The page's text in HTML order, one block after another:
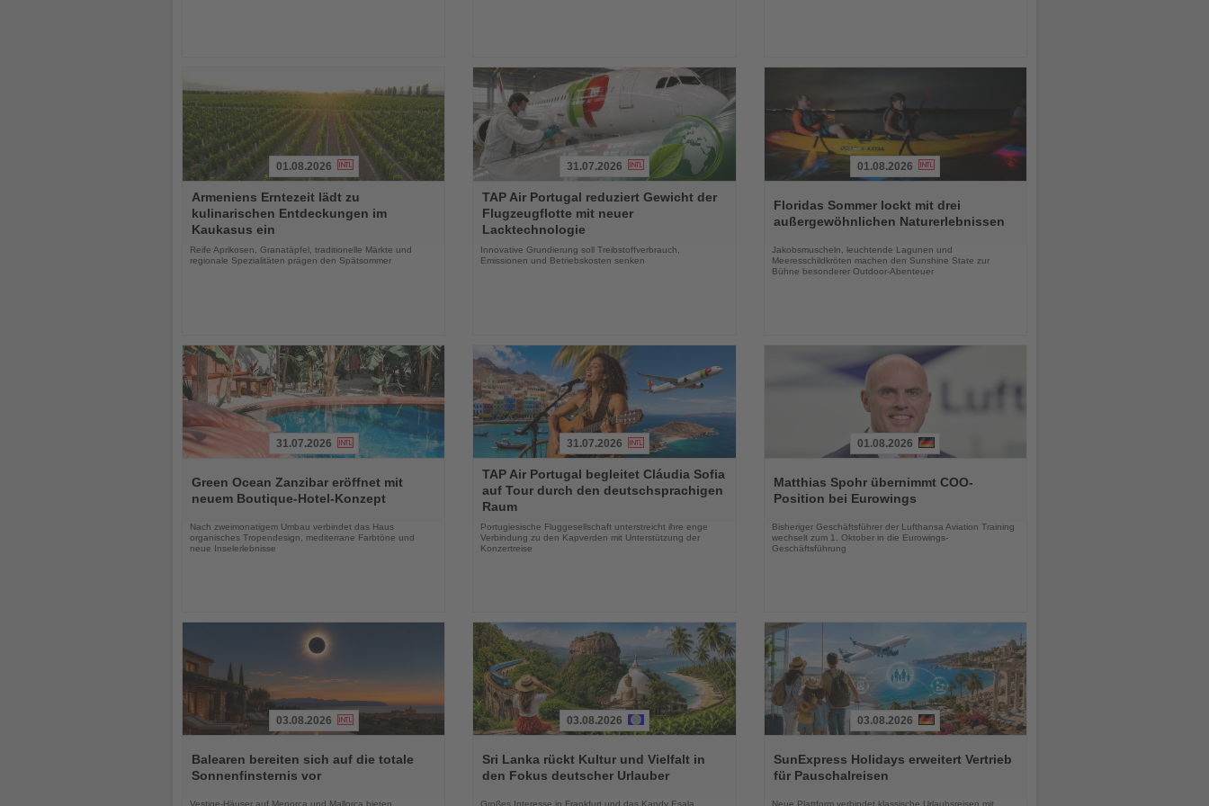
Sie
die
Nachrichten
01.08.2026
Armeniens Erntezeit lädt zu
kulinarischen Entdeckungen im
Kaukasus ein
Reife Aprikosen, Granatäpfel, traditionelle Märkte und
regionale Spezialitäten prägen den Spätsommer
Sie
die
Nachrichten
31.07.2026
TAP Air Portugal reduziert Gewicht der
Flugzeugflotte mit neuer
Lacktechnologie
Innovative Grundierung soll Treibstoffverbrauch,
Emissionen und Betriebskosten senken
Sie
die
Nachrichten
01.08.2026
Floridas Sommer lockt mit drei
außergewöhnlichen Naturerlebnissen
Jakobsmuscheln, leuchtende Lagunen und
Meeresschildkröten machen den Sunshine State zur
Bühne besonderer Outdoor-Abenteuer
Sie
die
31.07.2026
Green Ocean Zanzibar eröffnet mit
neuem Boutique-Hotel-Konzept
Nach zweimonatigem Umbau verbindet das Haus
organisches Tropendesign, mediterrane Farbtöne und
neue Inselerlebnisse
Sie
die
Nachrichten
31.07.2026
TAP Air Portugal begleitet Cláudia Sofia
auf Tour durch den deutschsprachigen
Raum
Portugiesische Fluggesellschaft unterstreicht ihre enge
Verbindung zu den Kapverden mit Unterstützung der
Konzertreise
Sie
die
01.08.2026
Matthias Spohr übernimmt COO-
Position bei Eurowings
Bisheriger Geschäftsführer der Lufthansa Aviation Training
wechselt zum 1. Oktober in die Eurowings-
Geschäftsführung
Sie
die
03.08.2026
Balearen bereiten sich auf die totale
Sonnenfinsternis vor
Vestige-Häuser auf Menorca und Mallorca bieten
Sie
die
03.08.2026
Sri Lanka rückt Kultur und Vielfalt in
den Fokus deutscher Urlauber
Großes Interesse in Frankfurt und das Kandy Esala
Sie
die
03.08.2026
SunExpress Holidays erweitert Vertrieb
für Pauschalreisen
Neue Plattform verbindet klassische Urlaubsreisen mit